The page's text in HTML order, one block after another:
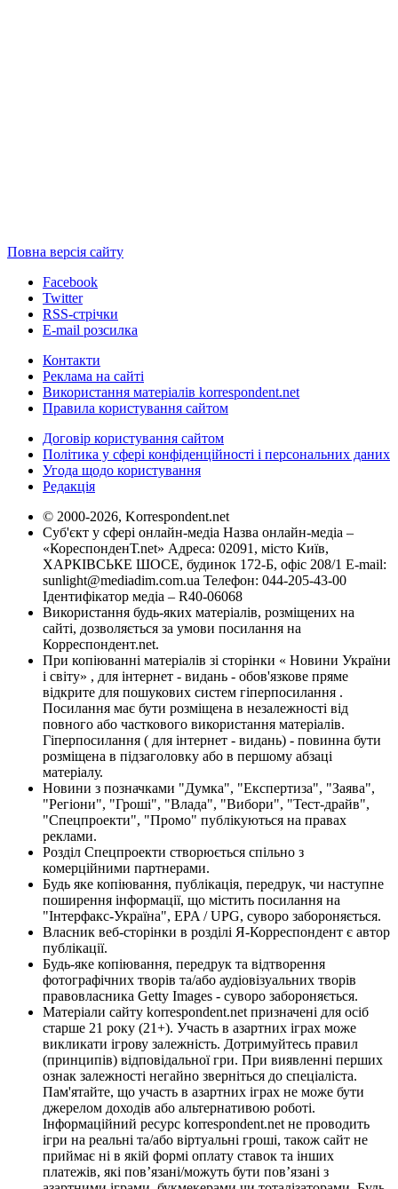
Повна версія сайту
Facebook
Twitter
RSS-стрічки
E-mail розсилка
Контакти
Реклама на сайті
Використання матеріалів korrespondent.net
Правила користування сайтом
Договір користування сайтом
Політика у сфері конфіденційності і персональних даних
Угода щодо користування
Редакція
© 2000-2026, Korrespondent.net
Суб'єкт у сфері онлайн-медіа Назва онлайн-медіа –
«КореспонденТ.net» Адреса: 02091, місто Київ,
ХАРКІВСЬКЕ ШОСЕ, будинок 172-Б, офіс 208/1 E-mail:
sunlight@mediadim.com.ua Телефон: 044-205-43-00
Ідентифікатор медіа – R40-06068
Використання будь-яких матеріалів, розміщених на
сайті, дозволяється за умови посилання на
Корреспондент.net.
При копіюванні матеріалів зі сторінки « Новини України
і світу» , для інтернет - видань - обов'язкове пряме
відкрите для пошукових систем гіперпосилання .
Посилання має бути розміщена в незалежності від
повного або часткового використання матеріалів.
Гіперпосилання ( для інтернет - видань) - повинна бути
розміщена в підзаголовку або в першому абзаці
матеріалу.
Новини з позначками "Думка", "Експертиза", "Заява",
"Регіони", "Гроші", "Влада", "Вибори", "Тест-драйв",
"Спецпроекти", "Промо" публікуються на правах
реклами.
Розділ Спецпроекти створюється спільно з
комерційними партнерами.
Будь яке копіювання, публікація, передрук, чи наступне
поширення інформації, що містить посилання на
"Інтерфакс-Україна", EPA / UPG, суворо забороняється.
Власник веб-сторінки в розділі Я-Корреспондент є автор
публікації.
Будь-яке копіювання, передрук та відтворення
фотографічних творів та/або аудіовізуальних творів
правовласника Getty Images - суворо забороняється.
Матеріали сайту korrespondent.net призначені для осіб
старше 21 року (21+). Участь в азартних іграх може
викликати ігрову залежність. Дотримуйтесь правил
(принципів) відповідальної гри. При виявленні перших
ознак залежності негайно зверніться до спеціаліста.
Пам'ятайте, що участь в азартних іграх не може бути
джерелом доходів або альтернативою роботі.
Інформаційний ресурс korrespondent.net не проводить
ігри на реальні та/або віртуальні гроші, також сайт не
приймає ні в якій формі оплату ставок та інших
платежів, які пов’язані/можуть бути пов’язані з